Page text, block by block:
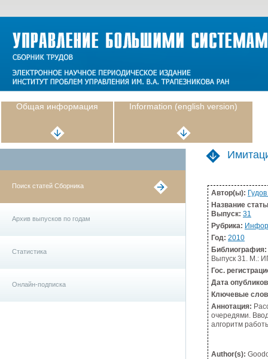
Общая информация Information (english version)
Поиск статей Сборника
Архив выпусков по годам
Статистика
Онлайн-подписка
Автор(ы):
Название
Выпуск: 31
Рубрика:
Год: 2010
Библиография:
Выпуск 31. М.:
Гос.
Дата
Ключевые
Аннотация:
очередями.
алгоритм
Author(s):